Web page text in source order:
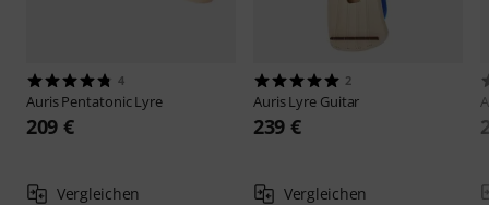
4
AurisPentatonic Lyre
209 €
Vergleichen
2
AurisLyre Guitar
239 €
Vergleichen